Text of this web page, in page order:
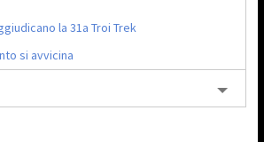
la 31a Troi Trek
si avvicina